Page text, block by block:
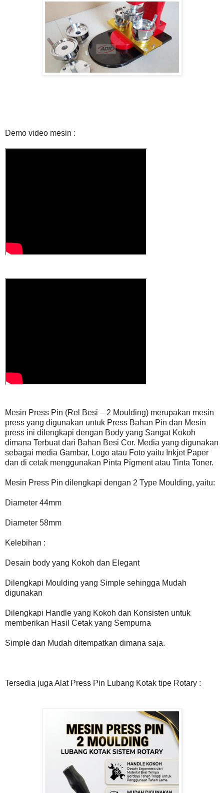
Demo video mesin :
Mesin Press Pin (Rel Besi – 2 Moulding) merupakan mesin
press yang digunakan untuk Press Bahan Pin dan Mesin
press ini dilengkapi dengan Body yang Sangat Kokoh
dimana Terbuat dari Bahan Besi Cor. Media yang digunakan
sebagai media Gambar, Logo atau Foto yaitu Inkjet Paper
dan di cetak menggunakan Pinta Pigment atau Tinta Toner.
Mesin Press Pin dilengkapi dengan 2 Type Moulding, yaitu:
Diameter 44mm
Diameter 58mm
Kelebihan :
Desain body yang Kokoh dan Elegant
Dilengkapi Moulding yang Simple sehingga Mudah
digunakan
Dilengkapi Handle yang Kokoh dan Konsisten untuk
memberikan Hasil Cetak yang Sempurna
Simple dan Mudah ditempatkan dimana saja.
Tersedia juga Alat Press Pin Lubang Kotak tipe Rotary :